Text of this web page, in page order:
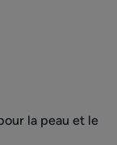
la peau et le